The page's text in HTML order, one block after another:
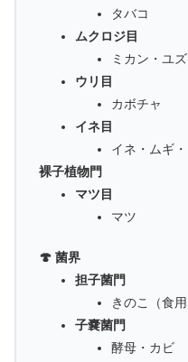
タバコ
ムクロジ目
ミカン・ユ
ウリ目
カボチャ
イネ目
イネ・ムギ
裸子植物門
マツ目
マツ
🍄 菌界
担子菌門
きのこ（食用
子嚢菌門
酵母・カビ